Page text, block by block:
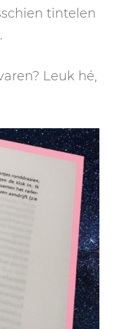
tintelen
Leuk hé,